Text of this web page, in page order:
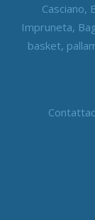
Casciano,
Impruneta,
basket,